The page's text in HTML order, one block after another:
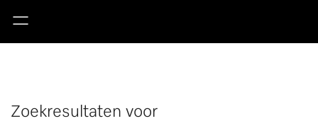
Zoekresultaten voor